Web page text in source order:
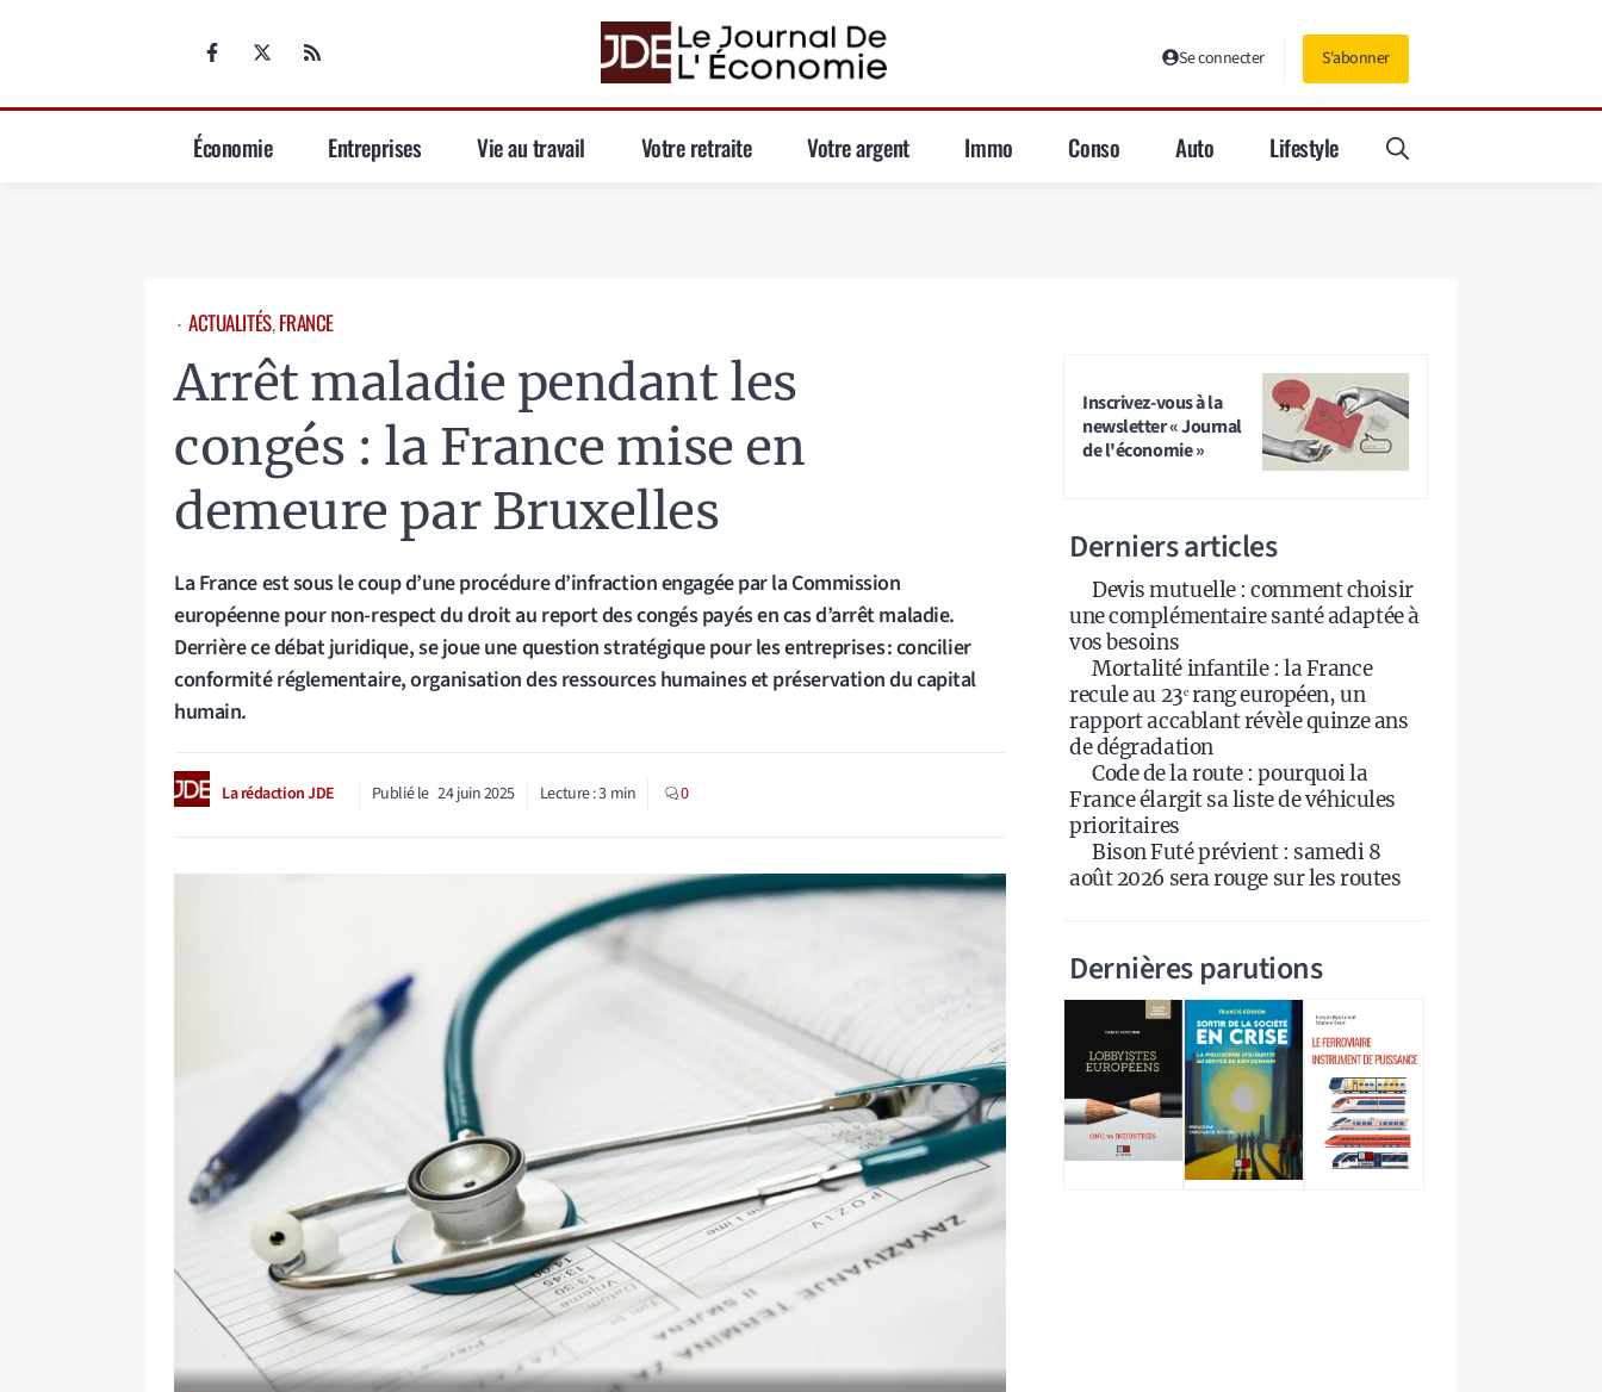
Se connecter S'abonner
Économie Entreprises Vie au travail Votre retraite Votre argent Immo Conso Auto Lifestyle
⋅ ACTUALITÉS, FRANCE
Arrêt maladie pendant les
congés : la France mise en
demeure par Bruxelles
La France est sous le coup d’une procédure d’infraction engagée par la Commission
européenne pour non-respect du droit au report des congés payés en cas d’arrêt maladie.
Derrière ce débat juridique, se joue une question stratégique pour les entreprises : concilier
conformité réglementaire, organisation des ressources humaines et préservation du capital
humain.
La rédaction JDE Publié le 24 juin 2025 Lecture :3 min 0
Inscrivez-vous à la
newsletter « Journal
de l'économie »
Derniers articles
Devis mutuelle : comment choisir
une complémentaire santé adaptée à
vos besoins
Mortalité infantile : la France
recule au 23ᵉ rang européen, un
rapport accablant révèle quinze ans
de dégradation
Code de la route : pourquoi la
France élargit sa liste de véhicules
prioritaires
Bison Futé prévient : samedi 8
août 2026 sera rouge sur les routes
Dernières parutions